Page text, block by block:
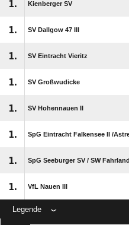
1. Kienberger SV
1. SV Dallgow 47 III
1. SV Eintracht Vieritz
1. SV Großwudicke
1. SV Hohennauen II
1. SpG Eintracht Falkensee II /​
1. SpG Seeburger SV /​ SW Fahrland
1. VfL Nauen III
Legende